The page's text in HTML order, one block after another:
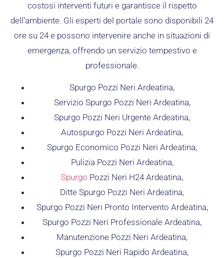
costosi interventi futuri e garantisce il rispetto
dell’ambiente. Gli esperti del portale sono disponibili 24
ore su 24 e possono intervenire anche in situazioni di
emergenza, offrendo un servizio tempestivo e
professionale.
Spurgo Pozzi Neri Ardeatina,
Servizio Spurgo Pozzi Neri Ardeatina,
Spurgo Pozzi Neri Urgente Ardeatina,
Autospurgo Pozzi Neri Ardeatina,
Spurgo Economico Pozzi Neri Ardeatina,
Pulizia Pozzi Neri Ardeatina,
Spurgo Pozzi Neri H24 Ardeatina,
Ditte Spurgo Pozzi Neri Ardeatina,
Spurgo Pozzi Neri Pronto Intervento Ardeatina,
Spurgo Pozzi Neri Professionale Ardeatina,
Manutenzione Pozzi Neri Ardeatina,
Spurgo Pozzi Neri Rapido Ardeatina,